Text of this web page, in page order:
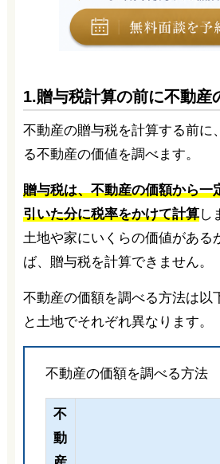
1.贈与税計算の前に不動産
不動産の贈与税を計算する前に
る不動産の価値を調べます。
贈与税は、不動産の価額から一
引いた分に税率をかけて計算し
土地や家にいくらの価値がある
ば、贈与税を計算できません。
不動産の価額を調べる方法は以
と土地でそれぞれ異なります。
不動産の価額を調べる方法
不
動